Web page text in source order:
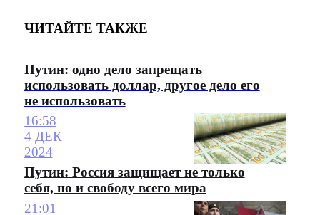
ЧИТАЙТЕ ТАКЖЕ
Путин: одно дело запрещать
использовать доллар, другое дело его
не использовать
16:58
4 ДЕК
2024
Путин: Россия защищает не только
себя, но и свободу всего мира
21:01